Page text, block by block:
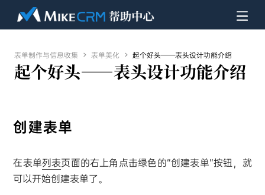
表单制作与信息收集  表单美化  起个好头——表头设计功能介绍
起个好头——表头设计功能介绍
创建表单
在表单列表页面的右上角点击绿色的“创建表单”按钮，就
可以开始创建表单了。